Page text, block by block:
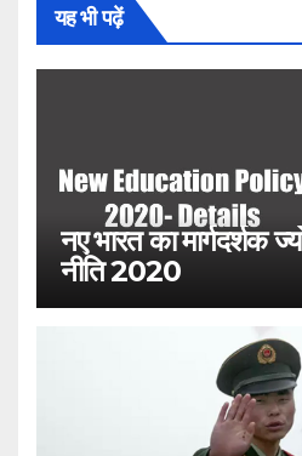
यह भी पढ़ें
नए भारत का मार्गदर्शक
नीति 2020